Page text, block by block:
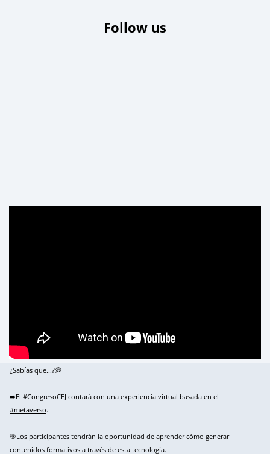
Follow us
¿Sabías que...?💭
➡️El #CongresoCEJ contará con una experiencia virtual basada en el
#metaverso.
🎯Los participantes tendrán la oportunidad de aprender cómo generar
contenidos formativos a través de esta tecnología.